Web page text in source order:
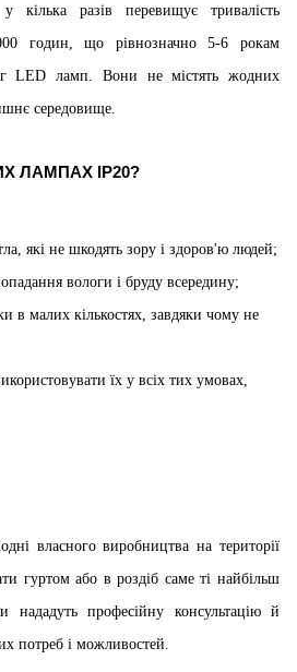
кілька разів перевищує тривалість
годин, що рівнозначно 5-6 рокам
LED ламп. Вони не містять жодних
середовище.
ЛАМПАХ IP20?
які не шкодять зору і здоров'ю людей;
вологи і бруду всередину;
в малих кількостях, завдяки чому не
їх у всіх тих умовах,
власного виробництва на території
гуртом або в роздіб саме ті найбільш
професійну консультацію й
потреб і можливостей.